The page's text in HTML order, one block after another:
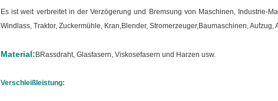
Es ist weit verbreitet in der Verzögerung und Bremsung von Maschinen, Industrie-
Windlass, Traktor, Zuckermühle, Kran,Blender, Stromerzeuger,Baumaschinen, Aufzug,
Material: BRassdraht, Glasfasern, Viskosefasern und Harzen usw.
Verschleißleistung: